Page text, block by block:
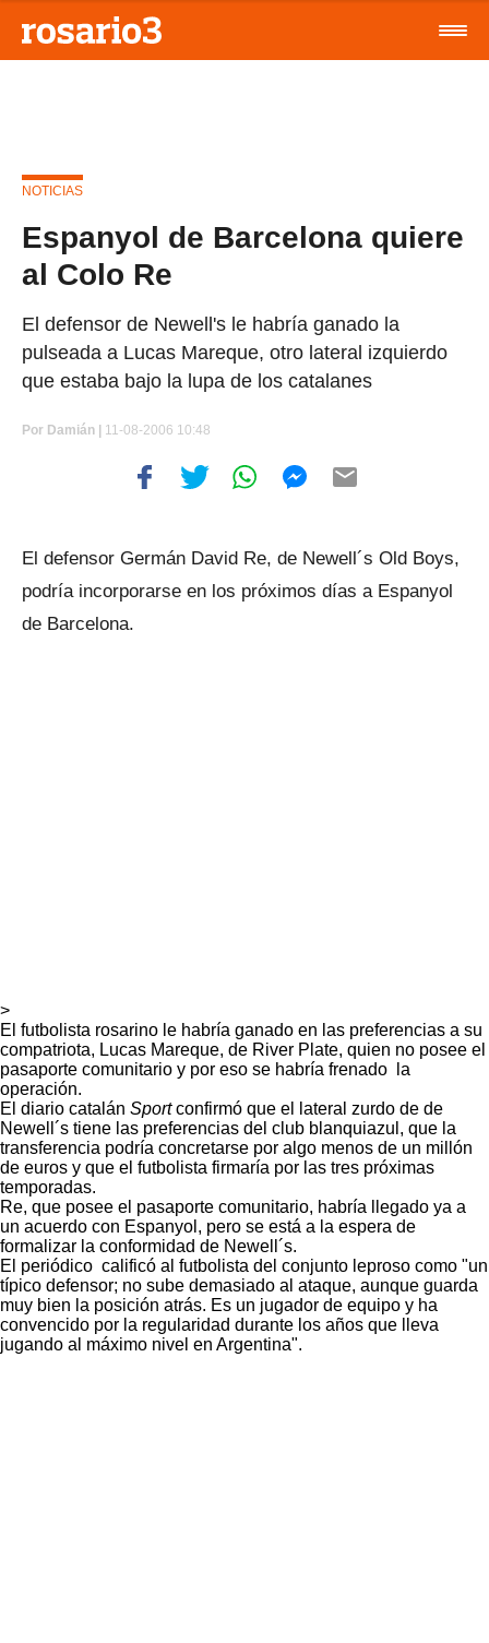
NOTICIAS
Espanyol de Barcelona quiere
al Colo Re
El defensor de Newell's le habría ganado la
pulseada a Lucas Mareque, otro lateral izquierdo
que estaba bajo la lupa de los catalanes
Por Damián | 11-08-2006 10:48
El defensor Germán David Re, de Newell´s Old Boys,
podría incorporarse en los próximos días a Espanyol
de Barcelona.
>
El futbolista rosarino le habría ganado en las preferencias a su
compatriota, Lucas Mareque, de River Plate, quien no posee el
pasaporte comunitario y por eso se habría frenado la
operación.
El diario catalán Sportconfirmó que el lateral zurdo de de
Newell´s tiene las preferencias del club blanquiazul, que la
transferencia podría concretarse por algo menos de un millón
de euros y que el futbolista firmaría por las tres próximas
temporadas.
Re, que posee el pasaporte comunitario, habría llegado ya a
un acuerdo con Espanyol, pero se está a la espera de
formalizar la conformidad de Newell´s.
El periódico calificó al futbolista del conjunto leproso como "un
típico defensor; no sube demasiado al ataque, aunque guarda
muy bien la posición atrás. Es un jugador de equipo y ha
convencido por la regularidad durante los años que lleva
jugando al máximo nivel en Argentina".